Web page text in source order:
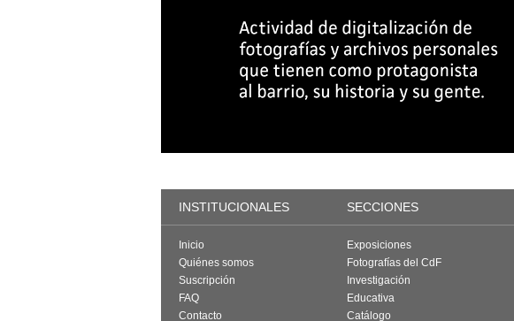
INSTITUCIONALES SECCIONES
Inicio
Quiénes somos
Suscripción
FAQ
Contacto
Exposiciones
Fotografías del CdF
Investigación
Educativa
Catálogo